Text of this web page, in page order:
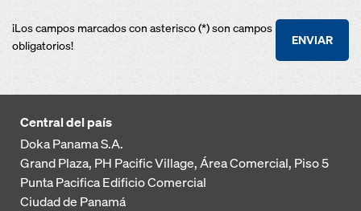
ENVIAR
¡Los campos marcados con asterisco (*) son campos
obligatorios!
Central del país
Doka Panama S.A.
Grand Plaza, PH Pacific Village, Área Comercial, Piso 5
Punta PacificaEdificio Comercial
Ciudad de Panamá